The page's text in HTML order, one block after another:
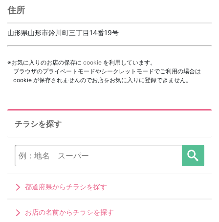
住所
山形県山形市鈴川町三丁目14番19号
※お気に入りのお店の保存に cookie を利用しています。
ブラウザのプライベートモードやシークレットモードでご利用の場合は
cookie が保存されませんのでお店をお気に入りに登録できません。
チラシを探す
都道府県からチラシを探す
お店の名前からチラシを探す